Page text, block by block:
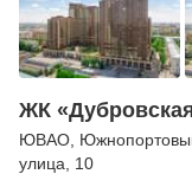
ЖК
ЮВАО
улица , 10